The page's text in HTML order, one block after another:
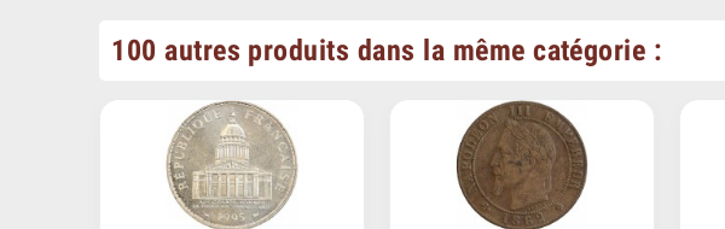
100 autres produits dans la même catégorie :